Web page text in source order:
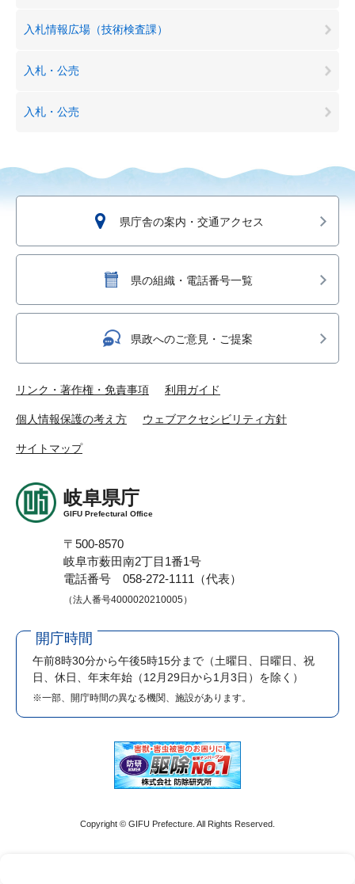
入札情報広場（技術検査課）
入札・公売
入札・公売
県庁舎の案内・交通アクセス
県の組織・電話番号一覧
県政へのご意見・ご提案
リンク・著作権・免責事項 利用ガイド
個人情報保護の考え方 ウェブアクセシビリティ方針
サイトマップ
岐阜県庁
GIFU Prefectural Office
〒500-8570
岐阜市薮田南2丁目1番1号
電話番号 058-272-1111（代表）
（法人番号4000020210005）
開庁時間
午前8時30分から午後5時15分まで （土曜日、日曜日、祝
日、休日、年末年始（12月29日から1月3日）を除く）
※一部、開庁時間の異なる機関、施設があります。
Copyright © GIFU Prefecture. All Rights Reserved.